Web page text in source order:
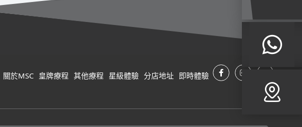
關於MSC 皇牌療程 其他療程 星級體驗 分店地址 即時體驗